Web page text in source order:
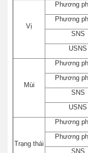
Vị
Phương
Phương
SNS
USNS
Mùi
Phương
Phương
SNS
USNS
Trạng thái
Phương
Phương
SNS